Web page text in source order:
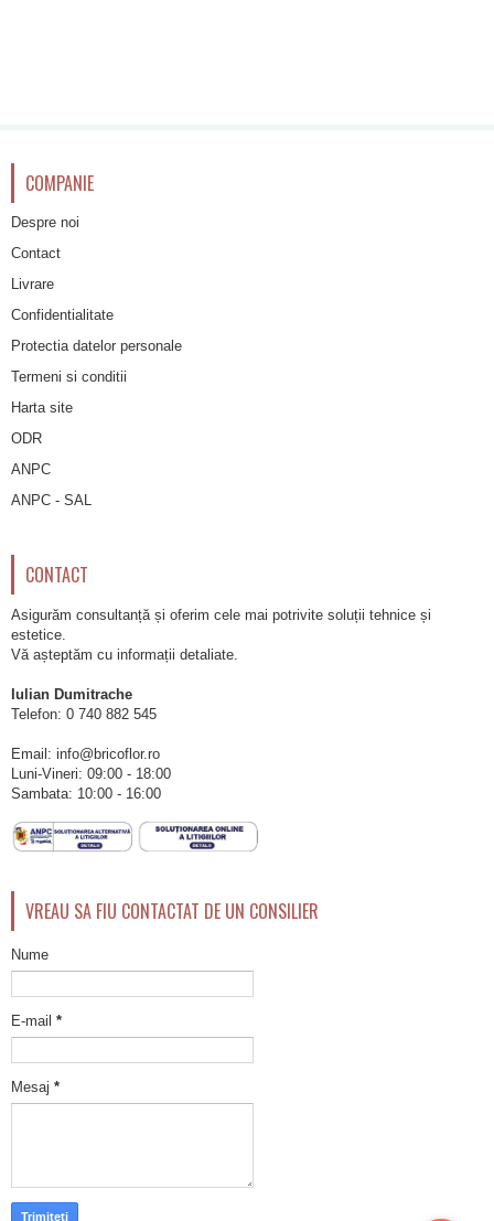
COMPANIE
Despre noi
Contact
Livrare
Confidentialitate
Protectia datelor personale
Termeni si conditii
Harta site
ODR
ANPC
ANPC - SAL
CONTACT
Asigurăm consultanță și oferim cele mai potrivite soluții tehnice și
estetice.
Vă așteptăm cu informații detaliate.
Iulian Dumitrache
Telefon: 0 740 882 545
Email: info@bricoflor.ro
Luni-Vineri: 09:00 - 18:00
Sambata: 10:00 - 16:00
VREAU SA FIU CONTACTAT DE UN CONSILIER
Nume
E-mail *
Mesaj *